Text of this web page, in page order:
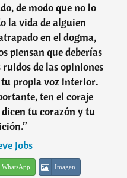
de modo que no lo
la vida de alguien
en el dogma,
piensan que deberías
de las opiniones
tu propia voz interior.
ten el coraje
tu corazón y tu
”
Jobs
WhatsApp Imagen